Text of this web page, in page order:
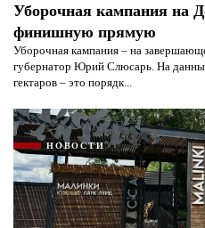
Уборочная кампания на
финишную прямую
Уборочная кампания – на
губернатор Юрий Слюсарь. На
гектаров – это порядк...
НОВОСТИ